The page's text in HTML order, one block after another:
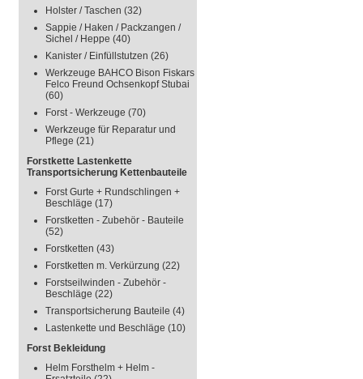
Holster / Taschen (32)
Sappie / Haken / Packzangen /
Sichel / Heppe (40)
Kanister / Einfüllstutzen (26)
Werkzeuge BAHCO Bison Fiskars
Felco Freund Ochsenkopf Stubai
(60)
Forst - Werkzeuge (70)
Werkzeuge für Reparatur und
Pflege (21)
Forstkette Lastenkette
Transportsicherung Kettenbauteile
Forst Gurte + Rundschlingen +
Beschläge (17)
Forstketten - Zubehör - Bauteile
(52)
Forstketten (43)
Forstketten m. Verkürzung (22)
Forstseilwinden - Zubehör -
Beschläge (22)
Transportsicherung Bauteile (4)
Lastenkette und Beschläge (10)
Forst Bekleidung
Helm Forsthelm + Helm -